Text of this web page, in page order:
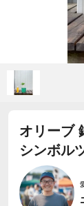
オリーブ
シンボル